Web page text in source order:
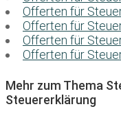
Offerten für
Offerten für
Offerten für
Offerten für
Mehr zum Thema
Steuererklärung